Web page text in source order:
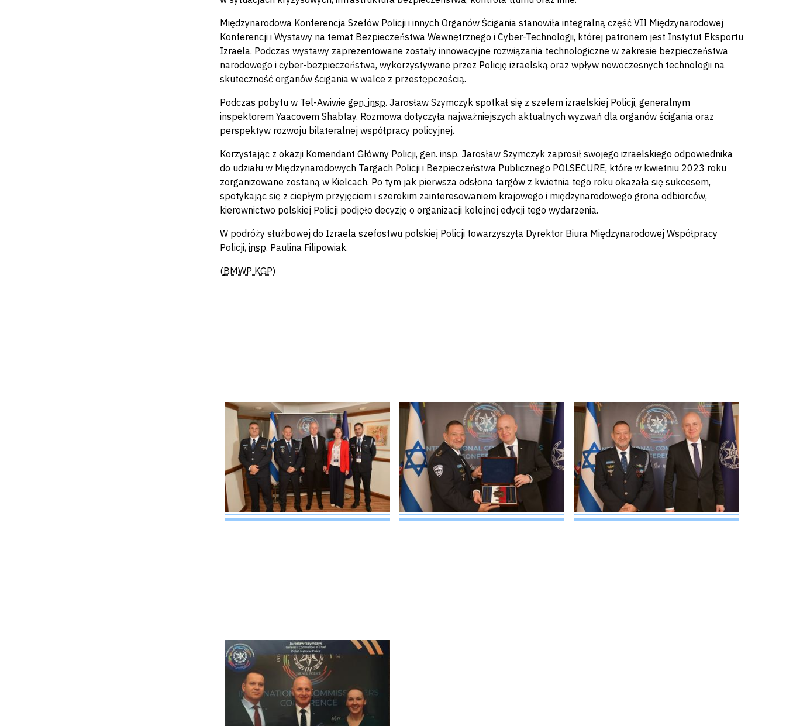
Międzynarodowa Konferencja Szefów Policji i innych Organów Ścigania stanowiła integralną część VII Międzynarodowej
Konferencji i Wystawy na temat Bezpieczeństwa Wewnętrznego i Cyber-Technologii, której patronem jest Instytut Eksportu
Izraela. Podczas wystawy zaprezentowane zostały innowacyjne rozwiązania technologiczne w zakresie bezpieczeństwa
narodowego i cyber-bezpieczeństwa, wykorzystywane przez Policję izraelską oraz wpływ nowoczesnych technologii na
skuteczność organów ścigania w walce z przestępczością.
Podczas pobytu w Tel-Awiwie gen. insp. Jarosław Szymczyk spotkał się z szefem izraelskiej Policji, generalnym
inspektorem Yaacovem Shabtay. Rozmowa dotyczyła najważniejszych aktualnych wyzwań dla organów ścigania oraz
perspektyw rozwoju bilateralnej współpracy policyjnej.
Korzystając z okazji Komendant Główny Policji, gen. insp. Jarosław Szymczyk zaprosił swojego izraelskiego odpowiednika
do udziału w Międzynarodowych Targach Policji i Bezpieczeństwa Publicznego POLSECURE, które w kwietniu 2023 roku
zorganizowane zostaną w Kielcach. Po tym jak pierwsza odsłona targów z kwietnia tego roku okazała się sukcesem,
spotykając się z ciepłym przyjęciem i szerokim zainteresowaniem krajowego i międzynarodowego grona odbiorców,
kierownictwo polskiej Policji podjęło decyzję o organizacji kolejnej edycji tego wydarzenia.
W podróży służbowej do Izraela szefostwu polskiej Policji towarzyszyła Dyrektor Biura Międzynarodowej Współpracy
Policji, insp. Paulina Filipowiak.
(BMWP KGP)